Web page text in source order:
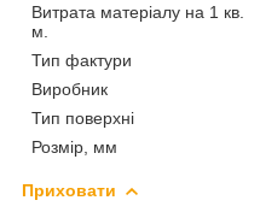
Витрата матеріалу на 1 кв.
м.
Тип фактури
Виробник
Тип поверхні
Розмір, мм
Приховати